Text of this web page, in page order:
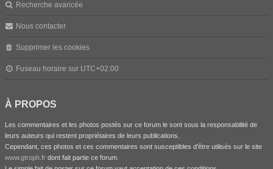
Recherche avancée
Nous contacter
Supprimer les cookies
Fuseau horaire sur UTC+02:00
À PROPOS
Les commentaires et les photos postés sur ce forum le sont sous la responsabilité de
leurs auteurs qui restent propriétaires de leurs publications.
Cependant, ces photos et ces commentaires sont susceptibles d'être utilisés sur le site
www.gtroph.fr dont fait partie ce forum.